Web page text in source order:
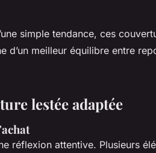
simple tendance, ces
d’un meilleur équilibre entre
lestée adaptée
réflexion attentive. Plusieurs